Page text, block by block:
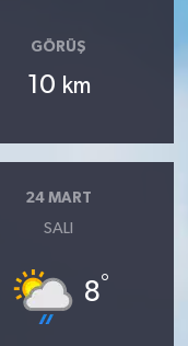
GÖRÜŞ
10 km
24 MART
SALI
8°